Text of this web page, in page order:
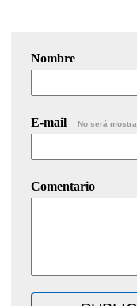
Nombre
E-mail No será
Comentario